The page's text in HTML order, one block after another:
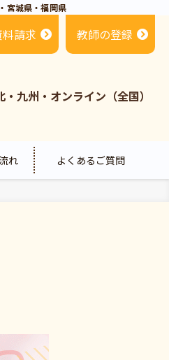
宮城県・福岡県
れ よくあるご質問
九州・オンライン（全国）
料請求 教師の登録